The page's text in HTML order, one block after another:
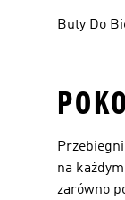
Buty Do
na
zarówno